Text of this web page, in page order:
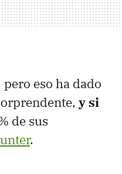
eso ha dado
y si
de sus
.